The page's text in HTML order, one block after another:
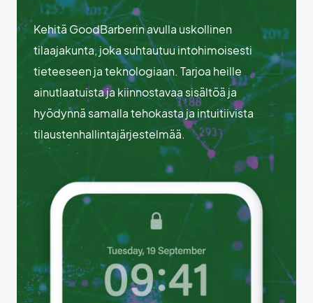
Kehitä GoodBarberin avulla uskollinen
tilaajakunta, joka suhtautuu intohimoisesti
tieteeseen ja teknologiaan. Tarjoa heille
ainutlaatuista ja kiinnostavaa sisältöä ja
hyödynnä samalla tehokasta ja intuitiivista
tilaustenhallintajärjestelmää.